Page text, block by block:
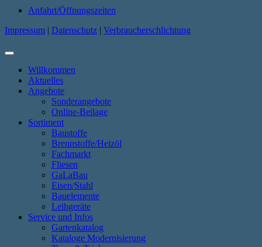
Anfahrt/Öffnungszeiten
Impressum | Datenschutz | Verbraucherschlichtung
Willkommen
Aktuelles
Angebote
Sonderangebote
Online-Beilage
Sortiment
Baustoffe
Brennstoffe/Heizöl
Fachmarkt
Fliesen
GaLaBau
Eisen/Stahl
Bauelemente
Leihgeräte
Service und Infos
Gartenkatalog
Kataloge Modernisierung